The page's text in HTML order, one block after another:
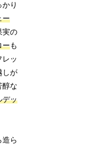
り
ー
実の
ーも
レッ
しが
醇な
デッ
造ら